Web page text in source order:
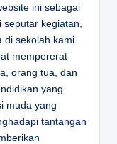
ini sebagai
seputar kegiatan,
di sekolah kami.
mempererat
orang tua, dan
yang
muda yang
tantangan